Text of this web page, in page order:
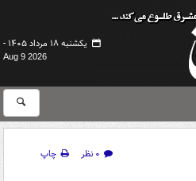
یکشنبه ۱۸ مرداد ۱۴۰۵ -
Aug 9 2026
۰ نظر
چاپ